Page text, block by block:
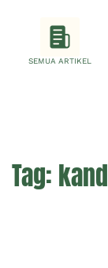
SEMUA ARTIKEL
Tag: